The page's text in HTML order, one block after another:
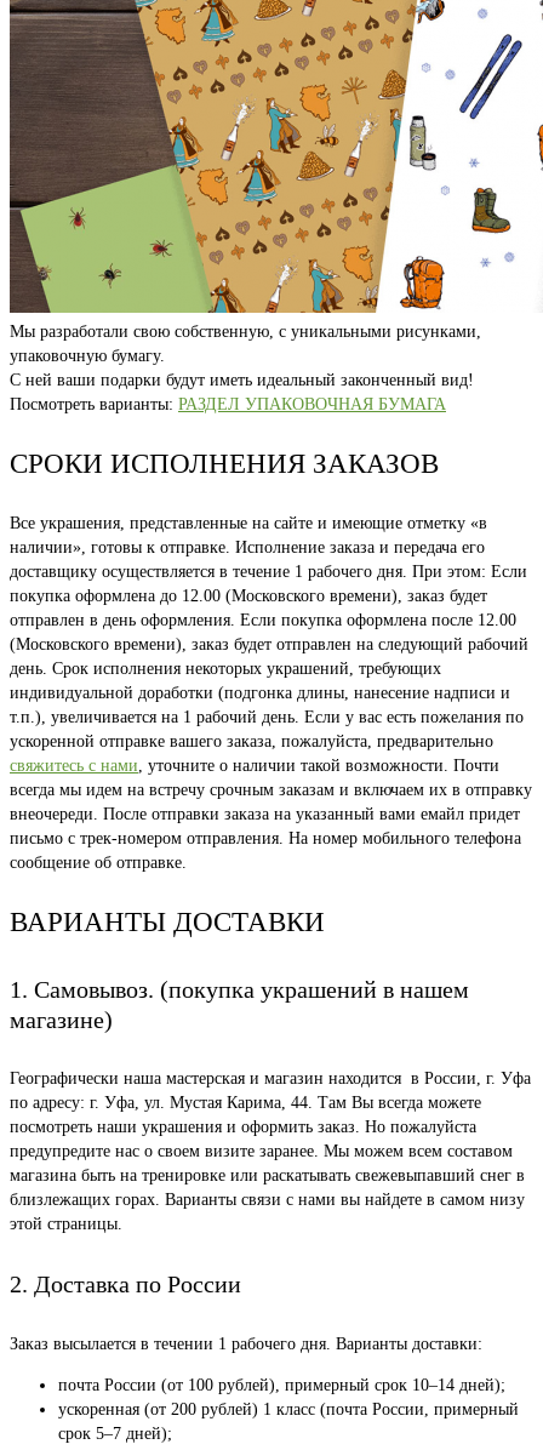
Мы разработали свою собственную, с уникальными рисунками,
упаковочную бумагу.
С ней ваши подарки будут иметь идеальный законченный вид!
Посмотреть варианты: РАЗДЕЛ УПАКОВОЧНАЯ БУМАГА
СРОКИ ИСПОЛНЕНИЯ ЗАКАЗОВ
Все украшения, представленные на сайте и имеющие отметку «в
наличии», готовы к отправке. Исполнение заказа и передача его
доставщику осуществляется в течение 1 рабочего дня. При этом: Если
покупка оформлена до 12.00 (Московского времени), заказ будет
отправлен в день оформления. Если покупка оформлена после 12.00
(Московского времени), заказ будет отправлен на следующий рабочий
день. Срок исполнения некоторых украшений, требующих
индивидуальной доработки (подгонка длины, нанесение надписи и
т.п.), увеличивается на 1 рабочий день. Если у вас есть пожелания по
ускоренной отправке вашего заказа, пожалуйста, предварительно
свяжитесь с нами, уточните о наличии такой возможности. Почти
всегда мы идем на встречу срочным заказам и включаем их в отправку
внеочереди. После отправки заказа на указанный вами емайл придет
письмо с трек-номером отправления. На номер мобильного телефона
сообщение об отправке.
ВАРИАНТЫ ДОСТАВКИ
1. Самовывоз. (покупка украшений в нашем
магазине)
Географически наша мастерская и магазин находится в России, г. Уфа
по адресу: г. Уфа, ул. Мустая Карима, 44. Там Вы всегда можете
посмотреть наши украшения и оформить заказ. Но пожалуйста
предупредите нас о своем визите заранее. Мы можем всем составом
магазина быть на тренировке или раскатывать свежевыпавший снег в
близлежащих горах. Варианты связи с нами вы найдете в самом низу
этой страницы.
2. Доставка по России
Заказ высылается в течении 1 рабочего дня. Варианты доставки:
почта России (от 100 рублей), примерный срок 10–14 дней);
ускоренная (от 200 рублей) 1 класс (почта России, примерный
срок 5–7 дней);